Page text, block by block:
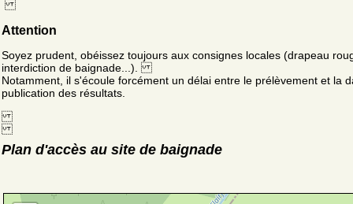
Attention
Soyez prudent, obéissez toujours aux consignes locales (drapeau
interdiction de baignade...).
Notamment, il s'écoule forcément un délai entre le prélèvement et la
publication des résultats.
Plan d'accès au site de baignade